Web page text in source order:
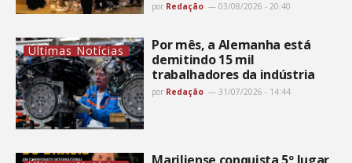
por Redação 03/08/2026 - 20:40
Últimas Notícias
Por mês, a Alemanha está
demitindo 15 mil
trabalhadores da indústria
por Redação 31/07/2026 - 14:44